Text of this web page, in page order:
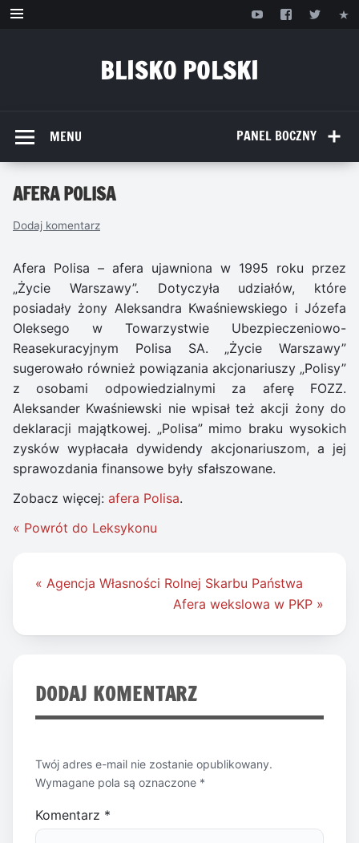
Przejdź
BLISKO POLSKI
PANEL BOCZNY
MENU
AFERA POLISA
Dodaj komentarz
Afera Polisa – afera ujawniona w 1995 roku przez
„Życie Warszawy”. Dotyczyła udziałów, które
posiadały żony Aleksandra Kwaśniewskiego i Józefa
Oleksego w Towarzystwie Ubezpieczeniowo-
Reasekuracyjnym Polisa SA. „Życie Warszawy”
sugerowało również powiązania akcjonariuszy „Polisy”
z osobami odpowiedzialnymi za aferę FOZZ.
Aleksander Kwaśniewski nie wpisał też akcji żony do
deklaracji majątkowej. „Polisa” mimo braku wysokich
zysków wypłacała dywidendy akcjonariuszom, a jej
sprawozdania finansowe były sfałszowane.
Zobacz więcej: afera Polisa.
« Powrót do Leksykonu
Nawigacja
« Agencja Własności Rolnej Skarbu Państwa
Afera wekslowa w PKP »
DODAJ KOMENTARZ
Twój adres e-mail nie zostanie opublikowany.
Wymagane pola są oznaczone *
Komentarz *